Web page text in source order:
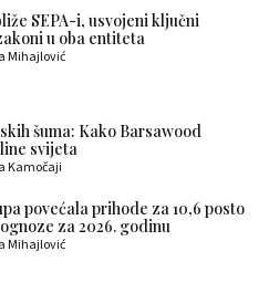
SEPA-i, usvojeni ključni
u oba entiteta
Mihajlović
šuma: Kako Barsawood
svijeta
Kamočaji
povećala prihode za 10,6 posto
za 2026. godinu
Mihajlović